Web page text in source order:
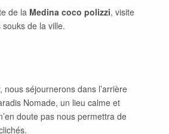
de la Medina coco polizzi, visite
de la ville.
nous séjournerons dans l’arrière
Nomade, un lieu calme et
doute pas nous permettra de